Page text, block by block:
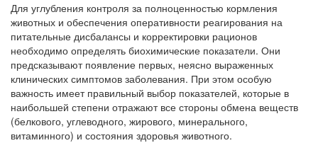
Для углубления контроля за полноценностью кормления
животных и обеспечения оперативности реагирования на
питательные дисбалансы и корректировки рационов
необходимо определять биохимические показатели. Они
предсказывают появление первых, неясно выраженных
клинических симптомов заболевания. При этом особую
важность имеет правильный выбор показателей, которые в
наибольшей степени отражают все стороны обмена веществ
(белкового, углеводного, жирового, минерального,
витаминного) и состояния здоровья животного.